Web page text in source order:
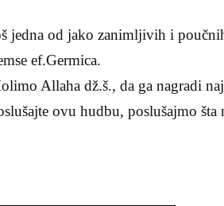
jedna od jako zanimljivih i
ef.Germica.
Allaha dž.š., da ga nagradi
ovu hudbu, poslušajmo šta